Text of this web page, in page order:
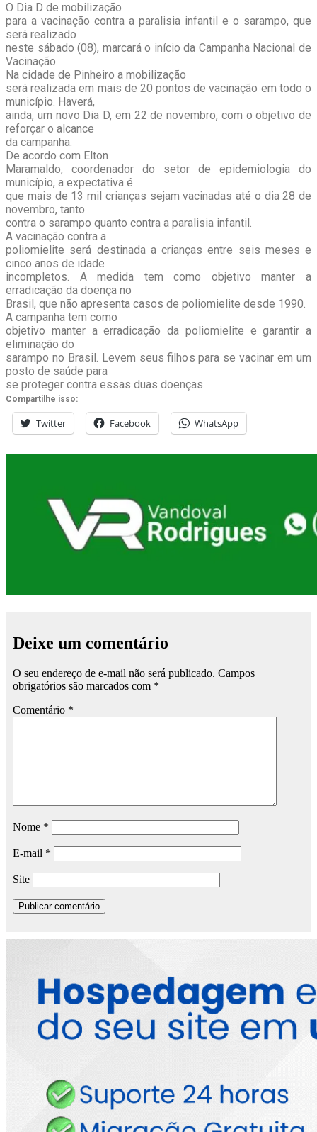
O Dia D de mobilização
para a vacinação contra a paralisia infantil e o sarampo, que
será realizado
neste sábado (08), marcará o início da Campanha Nacional de
Vacinação.
Na cidade de Pinheiro a mobilização
será realizada em mais de 20 pontos de vacinação em todo o
município. Haverá,
ainda, um novo Dia D, em 22 de novembro, com o objetivo de
reforçar o alcance
da campanha.
De acordo com Elton
Maramaldo, coordenador do setor de epidemiologia do
município, a expectativa é
que mais de 13 mil crianças sejam vacinadas até o dia 28 de
novembro, tanto
contra o sarampo quanto contra a paralisia infantil.
A vacinação contra a
poliomielite será destinada a crianças entre seis meses e
cinco anos de idade
incompletos. A medida tem como objetivo manter a
erradicação da doença no
Brasil, que não apresenta casos de poliomielite desde 1990.
A campanha tem como
objetivo manter a erradicação da poliomielite e garantir a
eliminação do
sarampo no Brasil. Levem seus filhos para se vacinar em um
posto de saúde para
se proteger contra essas duas doenças.
Compartilhe isso:
Twitter Facebook WhatsApp
Deixe um comentário
O seu endereço de e-mail não será publicado. Campos
obrigatórios são marcados com *
Comentário *
Nome *
E-mail *
Site